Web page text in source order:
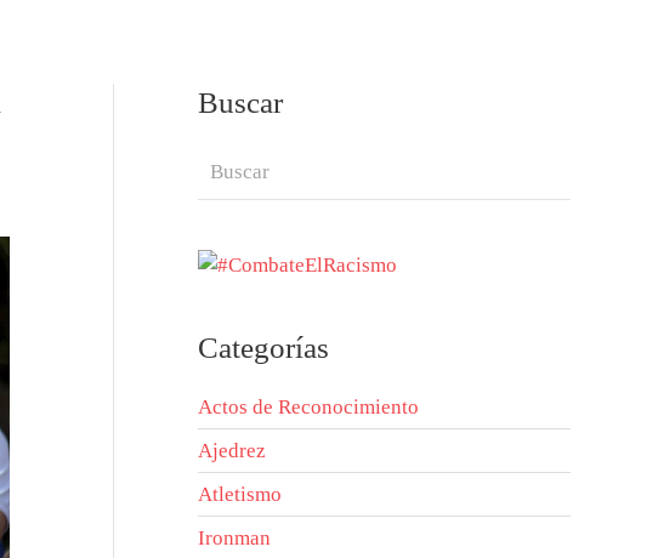
Buscar
Categorías
Actos de Reconocimiento
Ajedrez
Atletismo
Ironman